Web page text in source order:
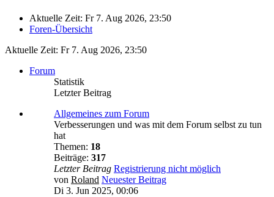
Aktuelle Zeit: Fr 7. Aug 2026, 23:50
Foren-Übersicht
Aktuelle Zeit: Fr 7. Aug 2026, 23:50
Forum
Statistik
Letzter Beitrag
Allgemeines zum Forum
Verbesserungen und was mit dem Forum selbst zu tun
hat
Themen: 18
Beiträge: 317
Letzter Beitrag Registrierung nicht möglich
von Roland Neuester Beitrag
Di 3. Jun 2025, 00:06